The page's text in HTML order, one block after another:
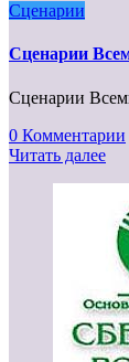
Сценарии
Сценарии
Сценарии
0 Комментарии
Читать далее